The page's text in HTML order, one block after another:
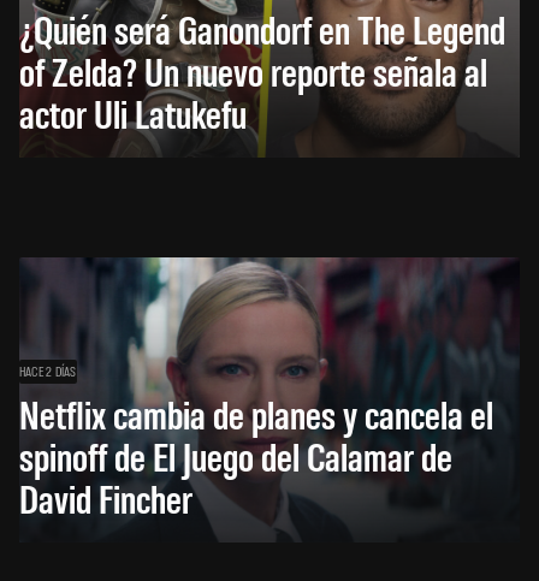
¿Quién será Ganondorf en The Legend
of Zelda? Un nuevo reporte señala al
actor Uli Latukefu
HACE 2 DÍAS
Netflix cambia de planes y cancela el
spinoff de El Juego del Calamar de
David Fincher